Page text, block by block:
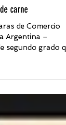
carne
de Comercio
Argentina –
segundo grado